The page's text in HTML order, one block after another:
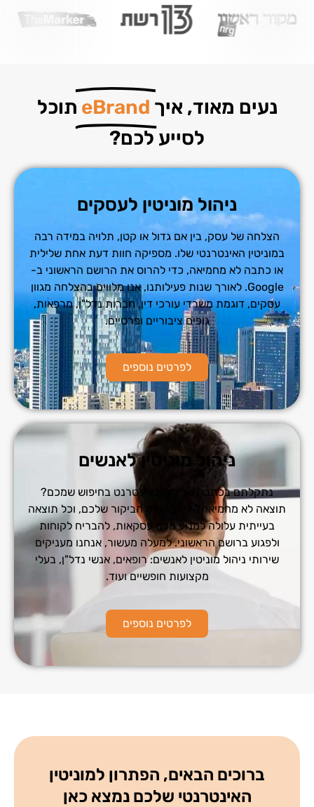
נעים מאוד, איך eBrand תוכל
לסייע לכם?
ניהול מוניטין לעסקים
הצלחה של עסק, בין אם גדול או קטן, תלויה במידה רבה
במוניטין האינטרנטי שלו. מספיקה חוות דעת אחת שלילית
או כתבה לא מחמיאה, כדי להרוס את הרושם הראשוני ב-
Google. לאורך שנות פעילותנו, אנו מלווים בהצלחה מגוון
עסקים, דוגמת משרדי עורכי דין, חברות נדל"ן, מרפאות,
גופים ציבוריים ופרטיים.
לפרטים נוספים
ניהול מוניטין לאנשים
נתקלתם בכתבה שלילית באינטרנט בחיפוש שמכם?
תוצאה לא מחמיאה? זהו כרטיס הביקור שלכם, וכל תוצאה
בעייתית עלולה למנוע מכם עסקאות, להבריח לקוחות
ולפגוע ברושם הראשוני. למעלה מעשור, אנחנו מעניקים
שירותי ניהול מוניטין לאנשים: רופאים, אנשי נדל"ן, בעלי
מקצועות חופשיים ועוד.
לפרטים נוספים
ברוכים הבאים, הפתרון למוניטין
האינטרנטי שלכם נמצא כאן